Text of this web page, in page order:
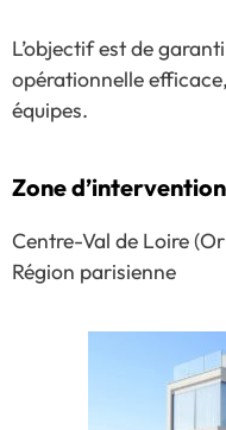
L’objectif est de
opérationnelle
équipes.
Zone d’intervention
Centre-Val de Loire
Région parisienne